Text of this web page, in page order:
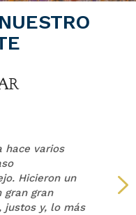
hace varios
Hicieron un
gran gran
justos y, lo más